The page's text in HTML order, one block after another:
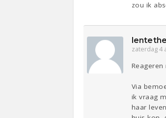
zou ik
zaterdag 4
Via
ik vraag
haar